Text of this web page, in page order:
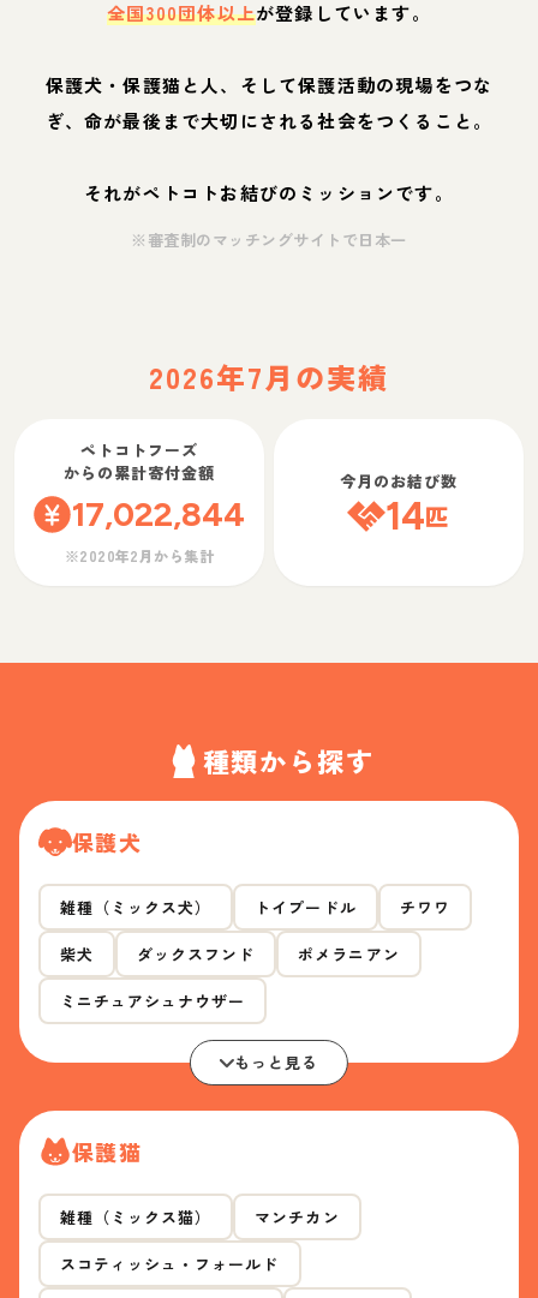
全国300団体以上が登録しています。
保護犬・保護猫と人、そして保護活動の現場をつな
ぎ、命が最後まで大切にされる社会をつくること。
それがペトコトお結びのミッションです。
※審査制のマッチングサイトで日本一
2026年7月の実績
ペトコトフーズ
からの累計寄付金額
17,022,844
※2020年2月から集計
今月のお結び数
14匹
種類から探す
保護犬
雑種（ミックス犬） トイプードル チワワ
柴犬 ダックスフンド ポメラニアン
ミニチュアシュナウザー
もっと見る
保護猫
雑種（ミックス猫） マンチカン
スコティッシュ・フォールド